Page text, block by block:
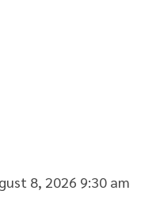
8, 2026 9:30 am